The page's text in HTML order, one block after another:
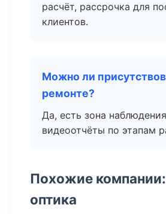
расчёт, рассрочка для
клиентов.
Можно ли
ремонте?
Да, есть зона
видеоотчёты по этапам
Похожие
оптика